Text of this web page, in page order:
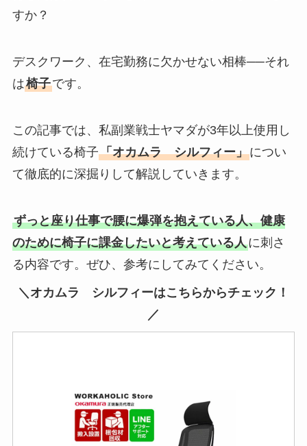
すか？
デスクワーク、在宅勤務に欠かせない相棒──それ
は椅子です。
この記事では、私副業戦士ヤマダが3年以上使用し
続けている椅子「オカムラ シルフィー」につい
て徹底的に深掘りして解説していきます。
ずっと座り仕事で腰に爆弾を抱えている人、健康
のために椅子に課金したいと考えている人に刺さ
る内容です。ぜひ、参考にしてみてください。
＼オカムラ シルフィーはこちらからチェック！
／